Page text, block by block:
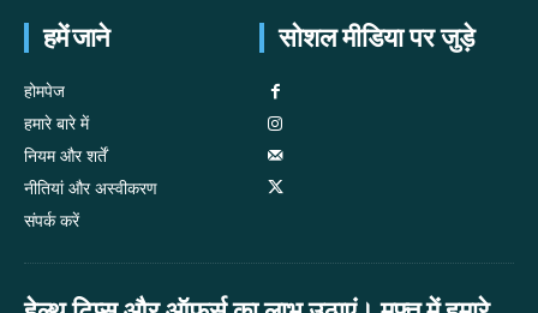
हमें जाने
होमपेज
हमारे बारे में
नियम और शर्तें
नीतियां और अस्वीकरण
संपर्क करें
सोशल मीडिया पर जुड़े